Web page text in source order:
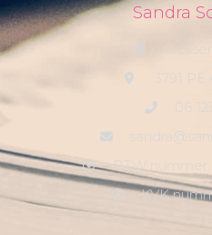
Sandra
3791
06
BTW nummer:
KVK